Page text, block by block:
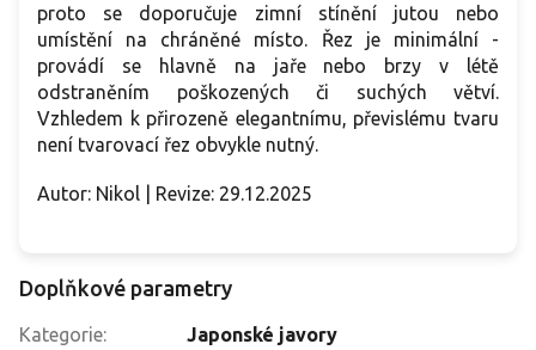
proto se doporučuje zimní stínění jutou nebo
umístění na chráněné místo. Řez je minimální -
provádí se hlavně na jaře nebo brzy v létě
odstraněním poškozených či suchých větví.
Vzhledem k přirozeně elegantnímu, převislému tvaru
není tvarovací řez obvykle nutný.
Autor: Nikol | Revize: 29.12.2025
Doplňkové parametry
Kategorie:
Japonské javory